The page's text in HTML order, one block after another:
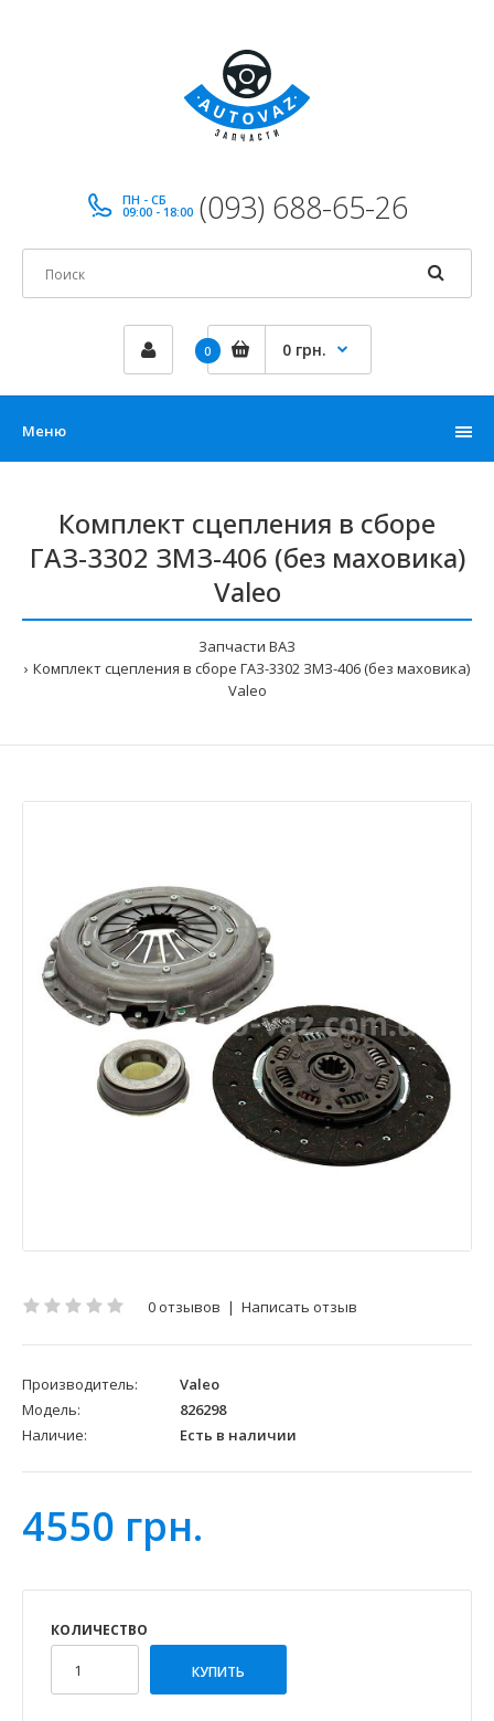
ПН - СБ
09:00 - 18:00 (093) 688-65-26
0 0 грн.
Меню
Комплект сцепления в сборе
ГАЗ-3302 ЗМЗ-406 (без маховика)
Valeo
Запчасти ВАЗ
Комплект сцепления в сборе ГАЗ-3302 ЗМЗ-406 (без маховика)
Valeo
0 отзывов | Написать отзыв
Производитель:
Valeo
Модель:
826298
Наличие:
Есть в наличии
4550 грн.
КОЛИЧЕСТВО